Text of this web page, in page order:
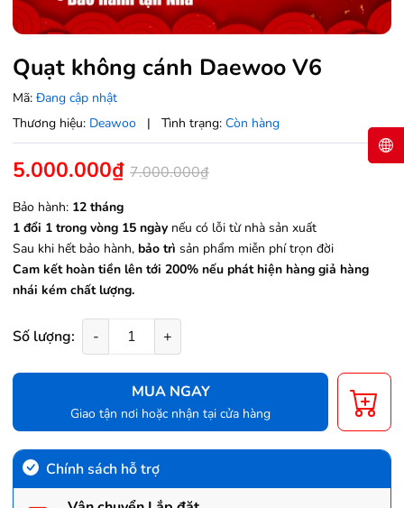
Quạt không cánh Daewoo V6
Mã: Đang cập nhật
Thương hiệu: Deawoo | Tình trạng: Còn hàng
5.000.000₫ 7.000.000₫
Bảo hành: 12 tháng
1 đổi 1 trong vòng 15 ngày nếu có lỗi từ nhà sản xuất
Sau khi hết bảo hành, bảo trì sản phẩm miễn phí trọn đời
Cam kết hoàn tiền lên tới 200% nếu phát hiện hàng giả hàng
nhái kém chất lượng.
Số lượng: - +
MUA NGAY
Giao tận nơi hoặc nhận tại cửa hàng
Chính sách hỗ trợ